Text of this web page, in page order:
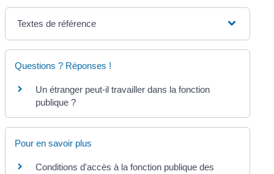
Textes de référence
Questions ? Réponses !
Un étranger peut-il travailler dans la fonction
publique ?
Pour en savoir plus
Conditions d'accès à la fonction publique des